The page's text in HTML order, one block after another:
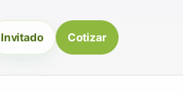
Invitado Cotizar